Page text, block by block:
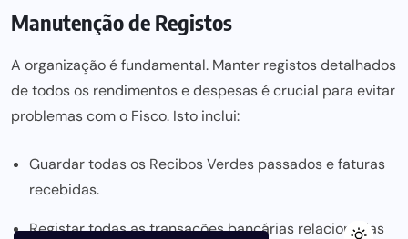
Manutenção de Registos
A organização é fundamental. Manter registos detalhados
de todos os rendimentos e despesas é crucial para evitar
problemas com o Fisco. Isto inclui:
Guardar todas os Recibos Verdes passados e faturas
recebidas.
Registar todas as transações bancárias relacionadas